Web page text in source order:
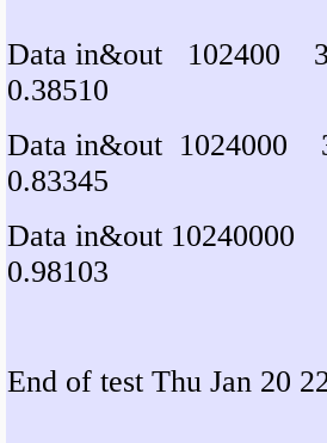
Data in&out 102400
0.38510
Data in&out
0.83345
Data in&out
0.98103
End of test Thu Jan 20